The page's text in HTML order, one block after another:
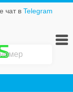
чат в Telegram